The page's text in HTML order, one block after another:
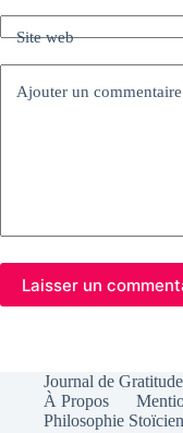
Site web
Ajouter un commentaire
Laisser un
Journal de
À Propos
Philosophie